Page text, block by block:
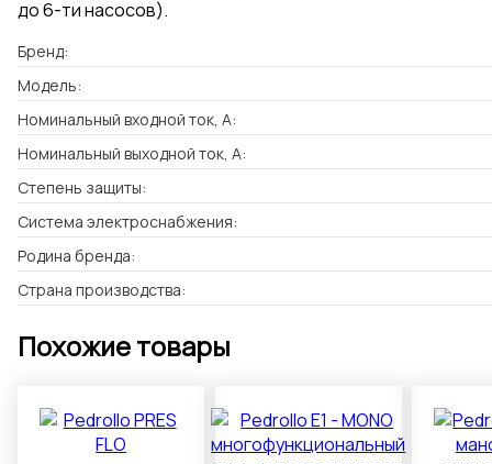
до 6-ти насосов).
Бренд:
Модель:
Номинальный входной ток, А:
Номинальный выходной ток, А:
Степень защиты:
Система электроснабжения:
Родина бренда:
Страна производства:
Похожие товары